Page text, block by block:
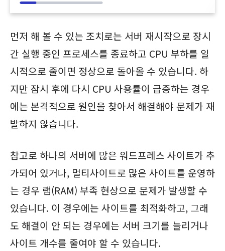
먼저 해 볼 수 있는 조치로는 서버 재시작으로 장시
간 실행 중인 프로세스를 종료하고 CPU 부하를 일
시적으로 줄이면 정상으로 돌아올 수 있습니다. 하
지만 잠시 후에 다시 CPU 사용률이 급증하는 경우
에는 본격적으로 원인을 찾아서 해결해야 문제가 재
발하지 않습니다.
참고로 하나의 서버에 많은 워드프레스 사이트가 추
가되어 있거나, 멀티사이트로 많은 사이트를 운영하
는 경우 램(RAM) 부족 현상으로 문제가 발생할 수
있습니다. 이 경우에는 사이트를 최적화하고, 그래
도 해결이 안 되는 경우에는 서버 크기를 늘리거나
사이트 개수를 줄여야 할 수 있습니다.